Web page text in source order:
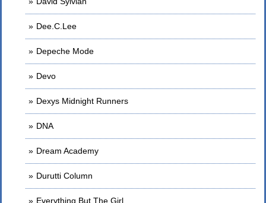
Dee.C.Lee
Depeche Mode
Devo
Dexys Midnight Runners
DNA
Dream Academy
Durutti Column
Everything But The Girl